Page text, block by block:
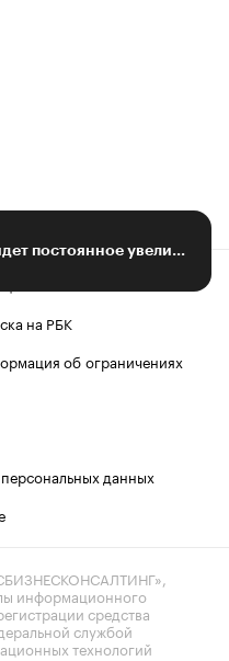
на РБК
об ограничениях
данных
информационного
средства
службой
технологий